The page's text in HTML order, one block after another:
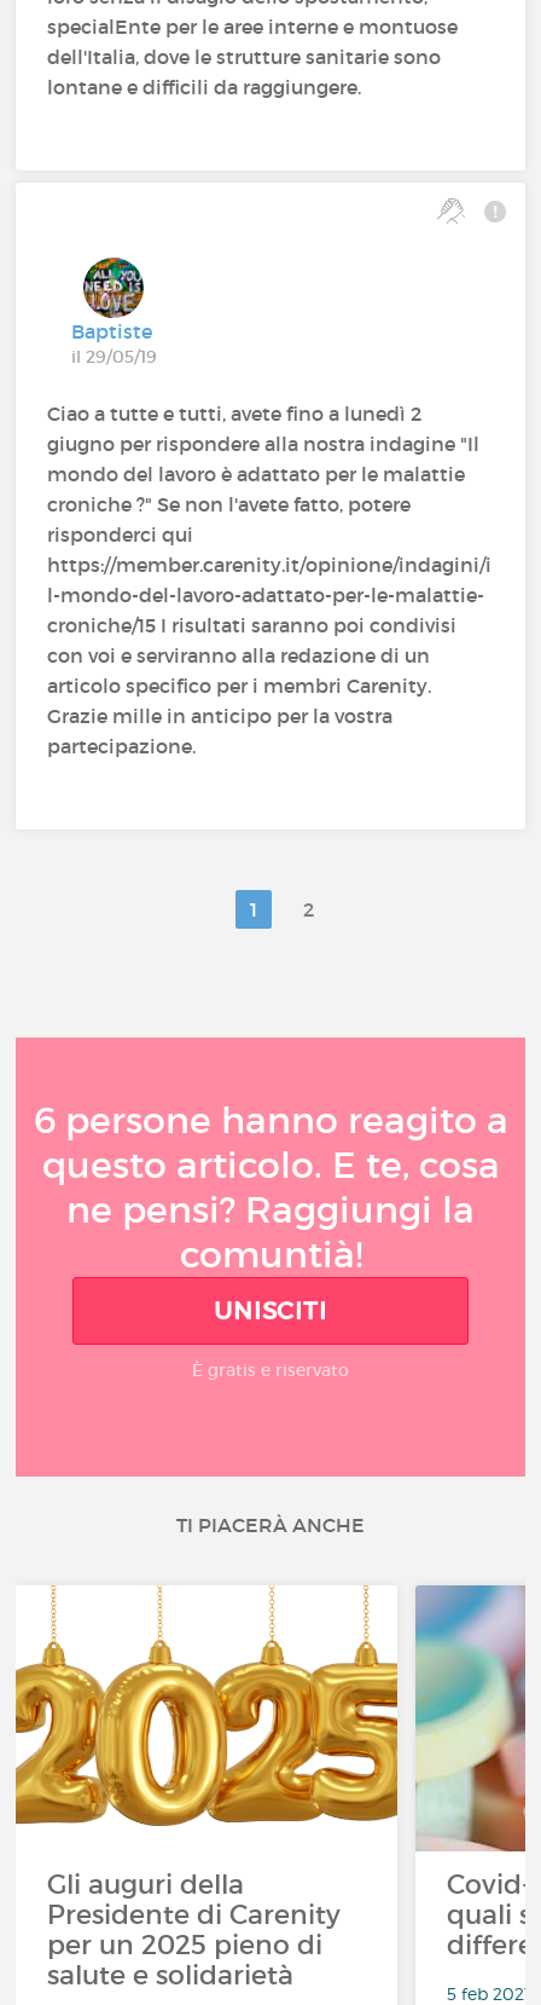
specialEnte per le aree interne e montuose
dell'Italia, dove le strutture sanitarie sono
lontane e difficili da raggiungere.
Baptiste
il 29/05/19
Ciao a tutte e tutti, avete fino a lunedì 2
giugno per rispondere alla nostra indagine "Il
mondo del lavoro è adattato per le malattie
croniche ?" Se non l'avete fatto, potere
risponderci qui
https://member.carenity.it/opinione/indagini/i
l-mondo-del-lavoro-adattato-per-le-malattie-
croniche/15 I risultati saranno poi condivisi
con voi e serviranno alla redazione di un
articolo specifico per i membri Carenity.
Grazie mille in anticipo per la vostra
partecipazione.
1 2
6 persone hanno reagito a
questo articolo. E te, cosa
ne pensi? Raggiungi la
comuntià!
UNISCITI
È gratis e riservato
TI PIACERÀ ANCHE
Gli auguri della
Presidente di Carenity
per un 2025 pieno di
salute e solidarietà
Covid-
quali
5 feb 2021